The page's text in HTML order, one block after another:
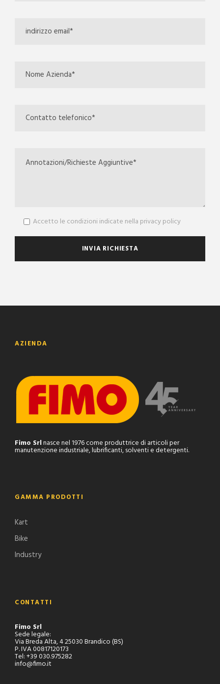
Accetto le condizioni indicate nella privacy policy
AZIENDA
Fimo Srlnasce nel 1976 come produttrice di articoli per
manutenzione industriale, lubrificanti, solventi e detergenti.
GAMMA PRODOTTI
Kart
Bike
Industry
CONTATTI
Fimo Srl
Sede legale:
Via Breda Alta, 4 25030 Brandico (BS)
P. IVA 00817120173
Tel: +39 030.975282
info@fimo.it